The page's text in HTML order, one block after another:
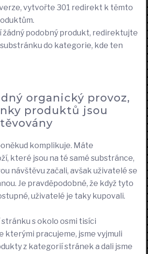
vytvořte 301 redirekt k těmto
žádný podobný produkt, redirektujte
do kategorie, kde ten
organický provoz,
produktů jsou
komplikuje. Máte
které jsou na té samé substránce,
návštěvu začali, avšak uživatelé se
Je pravděpodobné, že když tyto
uživatelé je taky kupovali.
s okolo osmi tisíci
kterými pracujeme, jsme vyjmuli
z kategorií stránek a dali jsme